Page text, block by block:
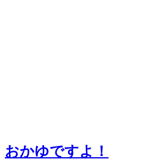
おかゆですよ！